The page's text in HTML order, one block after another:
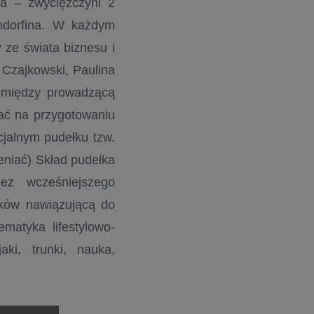
W każdym
ze świata biznesu i
Paulina
prowadzącą
na przygotowaniu
pudełku tzw.
Skład pudełka
wcześniejszego
nawiązującą do
lifestylowo-
trunki, nauka,